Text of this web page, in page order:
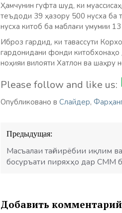
Ҳамчунин гуфта шуд, ки
теъдоди 39 ҳазору 500 нусха ба
нусха китоб ба маблағи умумии
Иброз гардид, ки тавассути
гардонидани фонди
ноҳияи вилояти Хатлон ва шаҳру
Please follow and like us:
Опубликовано в Слайдер,
Навигация
по
записям
Предыдущая:
Масъалаи тағйирёбии иқлим
босуръати пиряхҳо дар СММ
Добавить комментарий